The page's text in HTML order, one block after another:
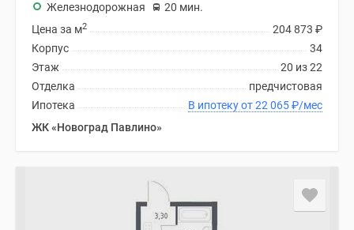
Железнодорожная
20 мин.
204 873 ₽
Цена за м2
34
Корпус
20 из 22
Этаж
предчистовая
Отделка
В ипотеку от 22 065₽/мес
Ипотека
ЖК «Новоград Павлино»